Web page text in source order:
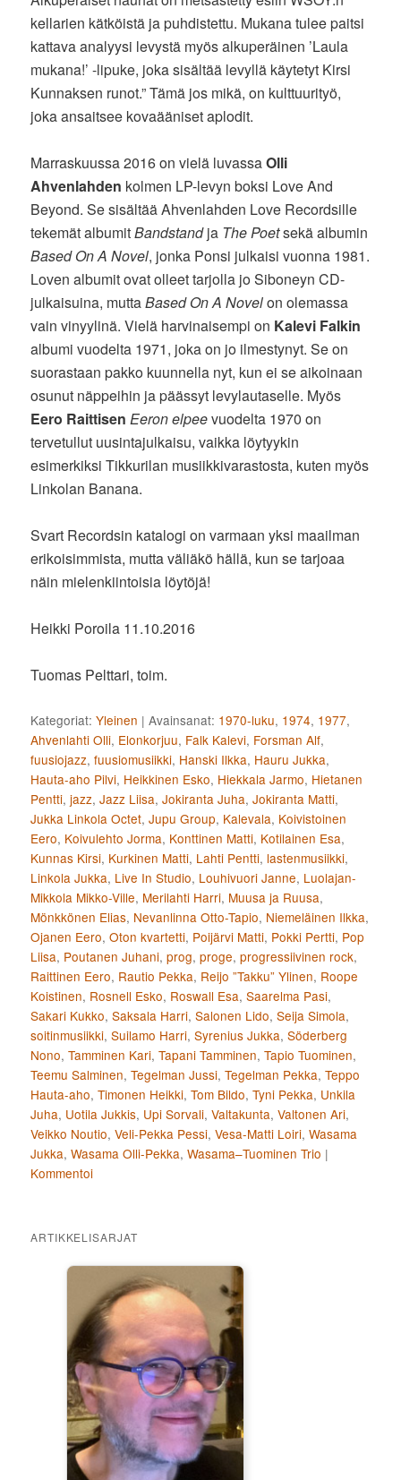
kellarien kätköistä ja puhdistettu. Mukana tulee paitsi
kattava analyysi levystä myös alkuperäinen ’Laula
mukana!’ -lipuke, joka sisältää levyllä käytetyt Kirsi
Kunnaksen runot.” Tämä jos mikä, on kulttuurityö,
joka ansaitsee kovaääniset aplodit.
Marraskuussa 2016 on vielä luvassaOlli
Ahvenlahden kolmen LP-levyn boksi Love And
Beyond. Se sisältää Ahvenlahden Love Recordsille
tekemät albumitBandstandja The Poetsekä albumin
Based On A Novel, jonka Ponsi julkaisi vuonna 1981.
Loven albumit ovat olleet tarjolla jo Siboneyn CD-
julkaisuina, muttaBased On A Novelon olemassa
vain vinyylinä. Vielä harvinaisempi on Kalevi Falkin
albumi vuodelta 1971, joka on jo ilmestynyt. Se on
suorastaan pakko kuunnella nyt, kun ei se aikoinaan
osunut näppeihin ja päässyt levylautaselle. Myös
Eero Raittisen Eeron elpeevuodelta 1970 on
tervetullut uusintajulkaisu, vaikka löytyykin
esimerkiksi Tikkurilan musiikkivarastosta, kuten myös
Linkolan Banana.
Svart Recordsin katalogi on varmaan yksi maailman
erikoisimmista, mutta väliäkö hällä, kun se tarjoaa
näin mielenkiintoisia löytöjä!
Heikki Poroila 11.10.2016
Tuomas Pelttari, toim.
Kategoriat: Yleinen |Avainsanat: 1970-luku, 1974, 1977,
Ahvenlahti Olli, Elonkorjuu, Falk Kalevi, Forsman Alf,
fuusiojazz,fuusiomusiikki, Hanski Ilkka, Hauru Jukka,
Hauta-aho Pilvi, Heikkinen Esko, Hiekkala Jarmo, Hietanen
Pentti,jazz,Jazz Liisa,Jokiranta Juha,Jokiranta Matti,
Jukka Linkola Octet,Jupu Group, Kalevala, Koivistoinen
Eero, Koivulehto Jorma, Konttinen Matti, Kotilainen Esa,
Kunnas Kirsi, Kurkinen Matti, Lahti Pentti, lastenmusiikki,
Linkola Jukka, Live In Studio, Louhivuori Janne, Luolajan-
Mikkola Mikko-Ville, Merilahti Harri, Muusa ja Ruusa,
Mönkkönen Elias, Nevanlinna Otto-Tapio, Niemeläinen Ilkka,
Ojanen Eero,Oton kvartetti, Poijärvi Matti, Pokki Pertti, Pop
Liisa, Poutanen Juhani,prog,proge,progressiivinen rock,
Raittinen Eero, Rautio Pekka, Reijo ”Takku” Ylinen, Roope
Koistinen, Rosnell Esko, Roswall Esa,Saarelma Pasi,
Sakari Kukko,Saksala Harri,Salonen Lido,Seija Simola,
soitinmusiikki,Suilamo Harri,Syrenius Jukka,Söderberg
Nono,Tamminen Kari,Tapani Tamminen,Tapio Tuominen,
Teemu Salminen,Tegelman Jussi,Tegelman Pekka,Teppo
Hauta-aho,Timonen Heikki,Tom Bildo,Tyni Pekka, Unkila
Juha, Uotila Jukkis, Upi Sorvali,Valtakunta,Valtonen Ari,
Veikko Noutio,Veli-Pekka Pessi,Vesa-Matti Loiri,Wasama
Jukka,Wasama Olli-Pekka,Wasama–Tuominen Trio |
Kommentoi
ARTIKKELISARJAT